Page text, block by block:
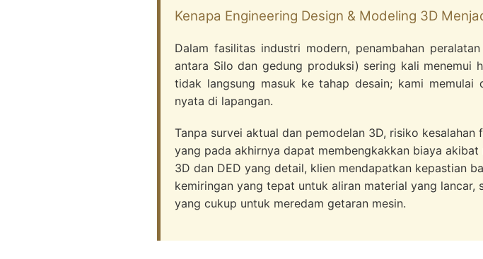
Kenapa Engineering Design & Modeling 3D
Dalam fasilitas industri modern, penambahan
antara Silo dan gedung produksi) sering kali menemui
tidak langsung masuk ke tahap desain; kami memulai
nyata di lapangan.
Tanpa survei aktual dan pemodelan 3D, risiko kesalahan
yang pada akhirnya dapat membengkakkan biaya
3D dan DED yang detail, klien mendapatkan kepastian
kemiringan yang tepat untuk aliran material yang
yang cukup untuk meredam getaran mesin.